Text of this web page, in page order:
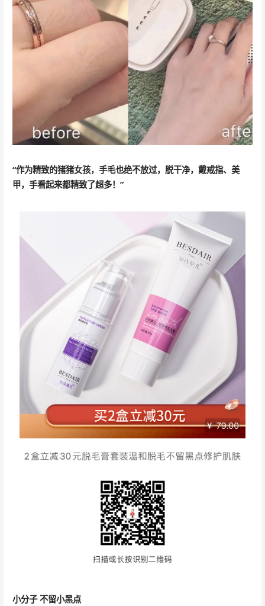
“作为精致的猪猪女孩，手毛也绝不放过，脱干净，戴戒指、美
甲，手看起来都精致了超多！”
小分子 不留小黑点